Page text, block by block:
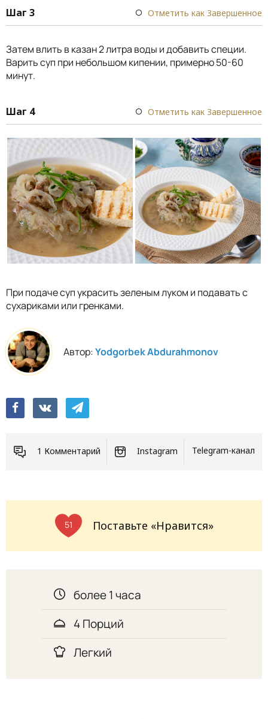
Шаг 3 Отметить как Завершенное
Затем влить в казан 2 литра воды и добавить специи.
Варить суп при небольшом кипении, примерно 50-60
минут.
Шаг 4 Отметить как Завершенное
При подаче суп украсить зеленым луком и подавать с
сухариками или гренками.
Автор:Yodgorbek Abdurahmonov
1 Комментарий Instagram Telegram-канал
51 Поставьте «Нравится»
более 1 часа
4 Порций
Легкий